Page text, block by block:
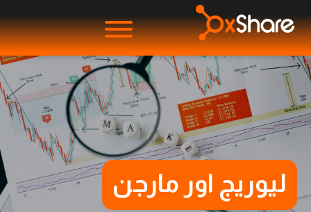
لیوریج اور مارجن